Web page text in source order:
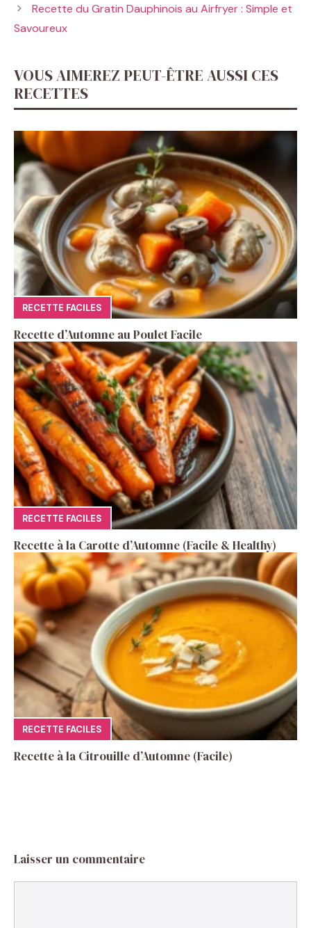
Recette du Gratin Dauphinois au Airfryer : Simple et
Savoureux
VOUS AIMEREZ PEUT-ÊTRE AUSSI CES
RECETTES
RECETTE FACILES
Recette d’Automne au Poulet Facile
RECETTE FACILES
Recette à la Carotte d’Automne (Facile & Healthy)
RECETTE FACILES
Recette à la Citrouille d’Automne (Facile)
Laisser un commentaire